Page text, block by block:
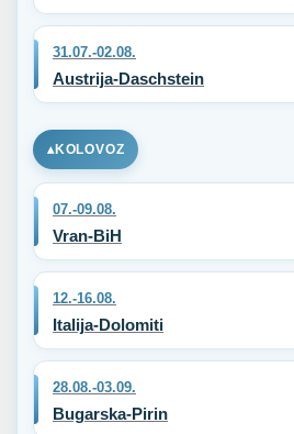
31.07.-02.08.
Austrija-Daschstein
KOLOVOZ
07.-09.08.
Vran-BiH
12.-16.08.
Italija-Dolomiti
28.08.-03.09.
Bugarska-Pirin